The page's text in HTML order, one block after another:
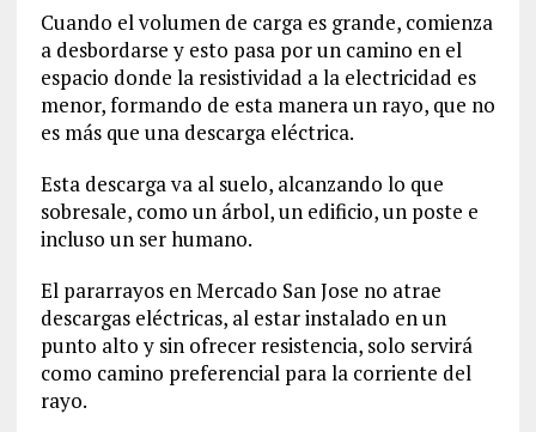
Cuando el volumen de carga es grande, comienza
a desbordarse y esto pasa por un camino en el
espacio donde la resistividad a la electricidad es
menor, formando de esta manera un rayo, que no
es más que una descarga eléctrica.
Esta descarga va al suelo, alcanzando lo que
sobresale, como un árbol, un edificio, un poste e
incluso un ser humano.
El pararrayos en Mercado San Jose no atrae
descargas eléctricas, al estar instalado en un
punto alto y sin ofrecer resistencia, solo servirá
como camino preferencial para la corriente del
rayo.